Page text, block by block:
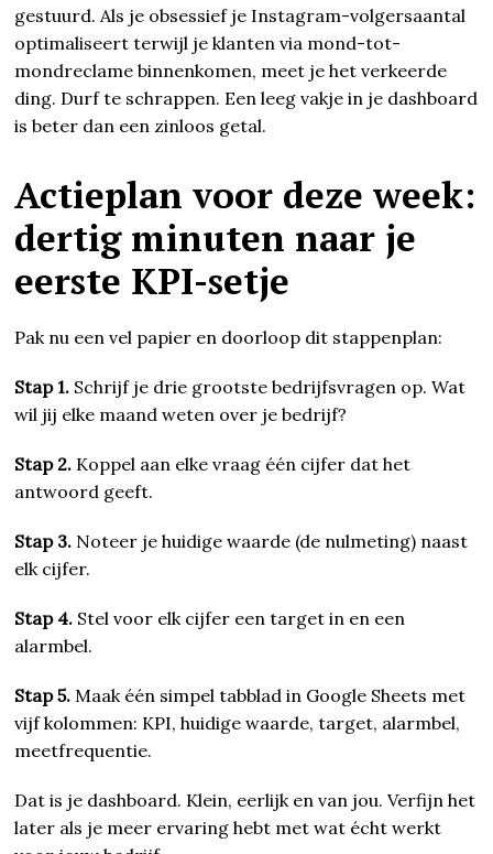
gestuurd. Als je obsessief je Instagram-volgersaantal
optimaliseert terwijl je klanten via mond-tot-
mondreclame binnenkomen, meet je het verkeerde
ding. Durf te schrappen. Een leeg vakje in je dashboard
is beter dan een zinloos getal.
Actieplan voor deze week:
dertig minuten naar je
eerste KPI-setje
Pak nu een vel papier en doorloop dit stappenplan:
Stap 1. Schrijf je drie grootste bedrijfsvragen op. Wat
wil jij elke maand weten over je bedrijf?
Stap 2. Koppel aan elke vraag één cijfer dat het
antwoord geeft.
Stap 3. Noteer je huidige waarde (de nulmeting) naast
elk cijfer.
Stap 4. Stel voor elk cijfer een target in en een
alarmbel.
Stap 5. Maak één simpel tabblad in Google Sheets met
vijf kolommen: KPI, huidige waarde, target, alarmbel,
meetfrequentie.
Dat is je dashboard. Klein, eerlijk en van jou. Verfijn het
later als je meer ervaring hebt met wat écht werkt